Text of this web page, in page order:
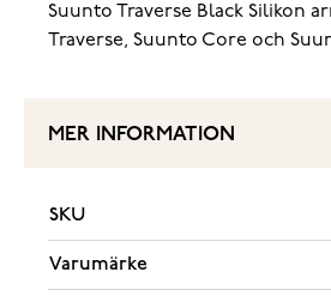
Suunto Traverse Black Silikon
Traverse, Suunto Core och
MER INFORMATION
SKU
Varumärke